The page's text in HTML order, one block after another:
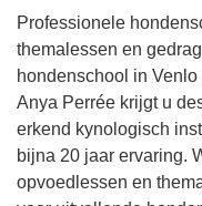
Professionele
themalessen en
hondenschool in
Anya Perrée krijgt u
erkend kynologisch
bijna 20 jaar ervaring.
opvoedlessen en